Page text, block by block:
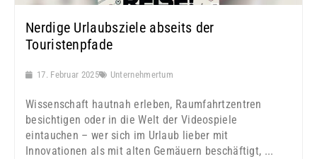
Nerdige Urlaubsziele abseits der
Touristenpfade
17. Februar 2025 Unternehmertum
Wissenschaft hautnah erleben, Raumfahrtzentren
besichtigen oder in die Welt der Videospiele
eintauchen – wer sich im Urlaub lieber mit
Innovationen als mit alten Gemäuern beschäftigt, ...